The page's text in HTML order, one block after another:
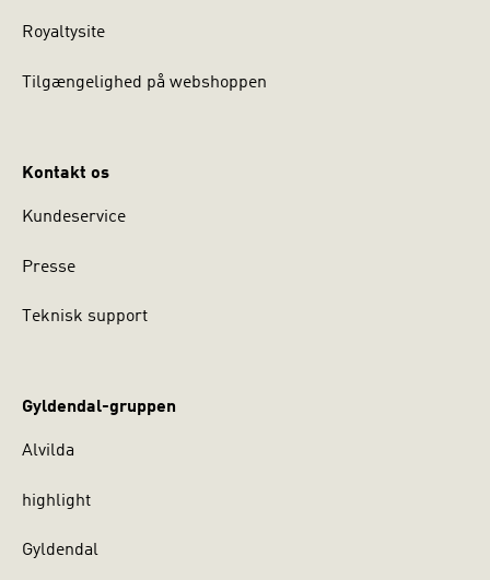
Royaltysite
Tilgængelighed på webshoppen
Kontakt os
Kundeservice
Presse
Teknisk support
Gyldendal-gruppen
Alvilda
highlight
Gyldendal